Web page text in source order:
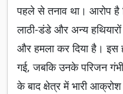
पहले से तनाव था। आरोप है
लाठी-डंडे और अन्य
और हमला कर दिया है। इस
गई, जबकि उनके परिजन
के बाद क्षेत्र में भारी